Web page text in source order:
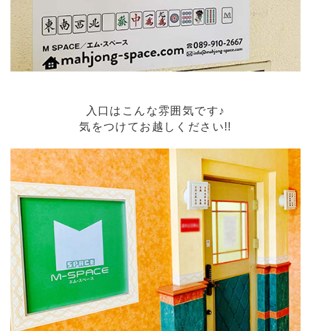
入口はこんな雰囲気です♪
気をつけてお越しください!!